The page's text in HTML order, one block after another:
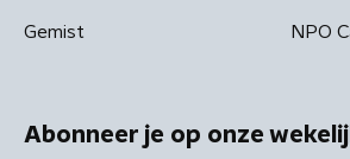
Gemist NPO
Abonneer je op onze